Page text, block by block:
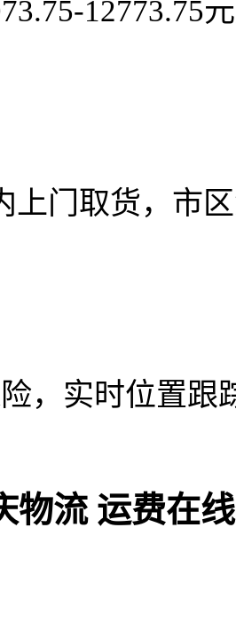
12773.75
上门取货，市
，实时位置跟
物流 运费在